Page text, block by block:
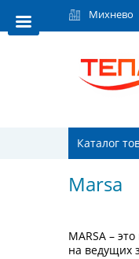
Михнево
Каталог
Marsa
MARSA –
на ведущих